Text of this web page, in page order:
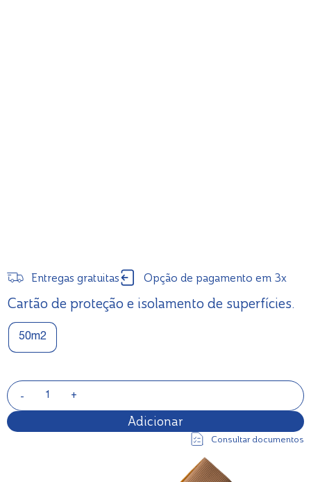
Entregas gratuitas Opção de pagamento em 3x
Cartão de proteção e isolamento de superfícies.
50m2
Adicionar
Consultar documentos